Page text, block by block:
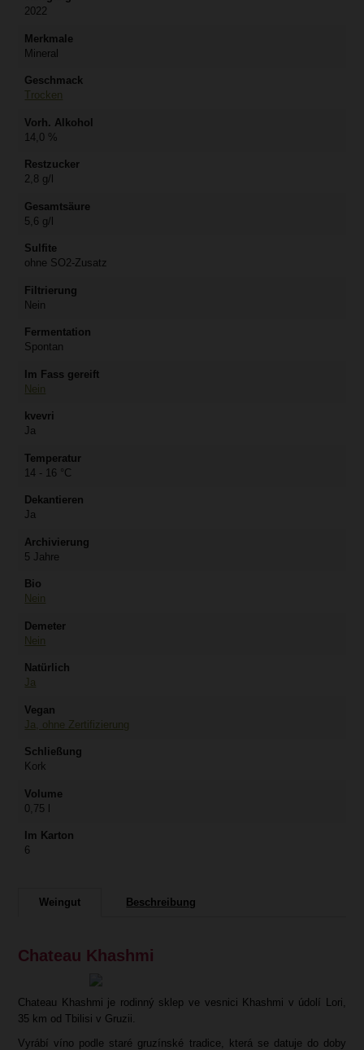
2022
Merkmale
Mineral
Geschmack
Trocken
Vorh. Alkohol
14,0 %
Restzucker
2,8 g/l
Gesamtsäure
5,6 g/l
Sulfite
ohne SO2-Zusatz
Filtrierung
Nein
Fermentation
Spontan
Im Fass gereift
Nein
kvevri
Ja
Temperatur
14 - 16 °C
Dekantieren
Ja
Archivierung
5 Jahre
Bio
Nein
Demeter
Nein
Natürlich
Ja
Vegan
Ja, ohne Zertifizierung
Schließung
Kork
Volume
0,75 l
Im Karton
6
Weingut Beschreibung
Chateau Khashmi
Chateau Khashmi je rodinný sklep ve vesnici Khashmi v údolí Lori,
35 km od Tbilisi v Gruzii.
Vyrábí víno podle staré gruzínské tradice, která se datuje do doby